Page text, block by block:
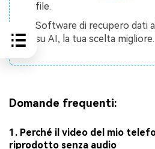
file.
Software di recupero dati
su AI, la tua scelta migliore.
Domande frequenti:
1. Perché il video del mio
riprodotto senza audio